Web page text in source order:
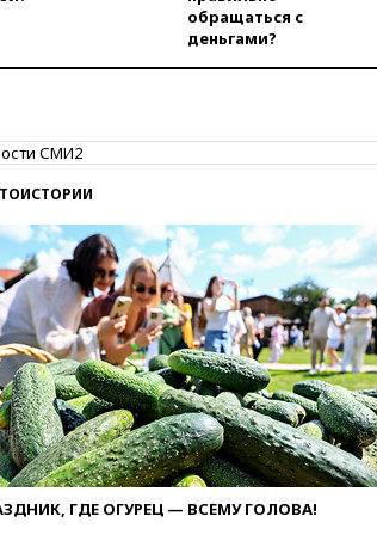
обращаться с
деньгами?
СМИ2
ГДЕ ОГУРЕЦ — ВСЕМУ ГОЛОВА!